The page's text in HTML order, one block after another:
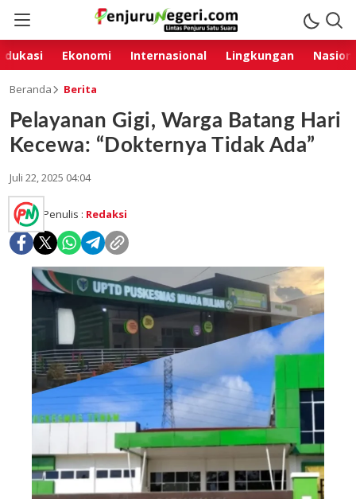
Ekonomi Internasional Lingkungan
Beranda Berita
Pelayanan Gigi, Warga Batang Hari
Kecewa: “Dokternya Tidak Ada”
Juli 22, 2025 04:04
Penulis : Redaksi